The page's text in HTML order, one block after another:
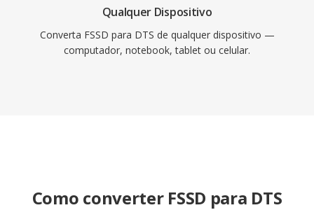
Qualquer Dispositivo
Converta FSSD para DTS de qualquer dispositivo —
computador, notebook, tablet ou celular.
Como converter FSSD para DTS